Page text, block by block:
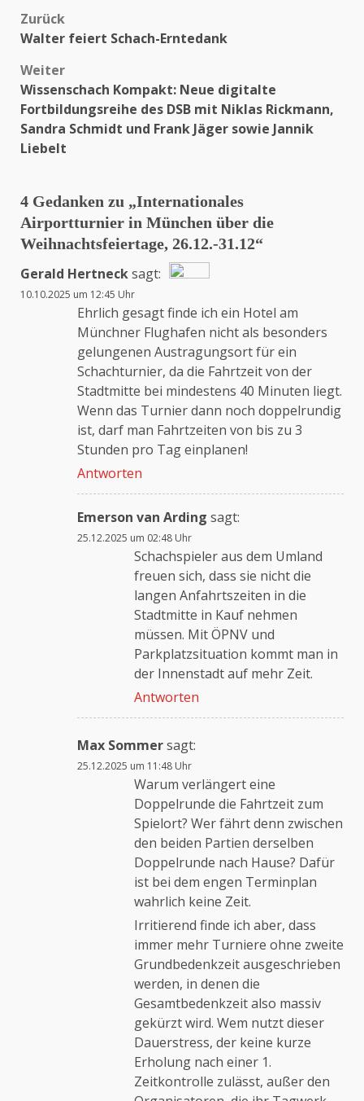
Beitragsnavigation
Zurück
Walter feiert Schach-Erntedank
Weiter
Wissenschach Kompakt: Neue digitalte
Fortbildungsreihe des DSB mit Niklas Rickmann,
Sandra Schmidt und Frank Jäger sowie Jannik
Liebelt
4 Gedanken zu „Internationales
Airportturnier in München über die
Weihnachtsfeiertage, 26.12.-31.12“
Gerald Hertnecksagt:
Das „Echte-Person“-Abzeichen!
Anti-Spam von CleanTalk
10.10.2025 um 12:45 Uhr
Ehrlich gesagt finde ich ein Hotel am
Münchner Flughafen nicht als besonders
gelungenen Austragungsort für ein
Schachturnier, da die Fahrtzeit von der
Stadtmitte bei mindestens 40 Minuten liegt.
Wenn das Turnier dann noch doppelrundig
ist, darf man Fahrtzeiten von bis zu 3
Stunden pro Tag einplanen!
Antworten
Emerson van Arding sagt:
25.12.2025 um 02:48 Uhr
Schachspieler aus dem Umland
freuen sich, dass sie nicht die
langen Anfahrtszeiten in die
Stadtmitte in Kauf nehmen
müssen. Mit ÖPNV und
Parkplatzsituation kommt man in
der Innenstadt auf mehr Zeit.
Antworten
Max Sommersagt:
25.12.2025 um 11:48 Uhr
Warum verlängert eine
Doppelrunde die Fahrtzeit zum
Spielort? Wer fährt denn zwischen
den beiden Partien derselben
Doppelrunde nach Hause? Dafür
ist bei dem engen Terminplan
wahrlich keine Zeit.
Irritierend finde ich aber, dass
immer mehr Turniere ohne zweite
Grundbedenkzeit ausgeschrieben
werden, in denen die
Gesamtbedenkzeit also massiv
gekürzt wird. Wem nutzt dieser
Dauerstress, der keine kurze
Erholung nach einer 1.
Zeitkontrolle zulässt, außer den